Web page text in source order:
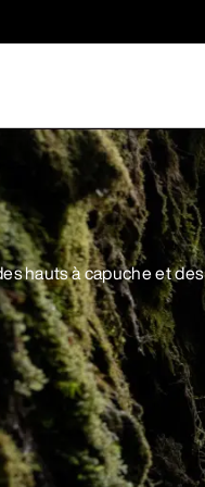
hauts à capuche et des